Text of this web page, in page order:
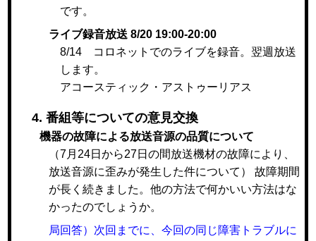
です。
ライブ録音放送 8/20 19:00-20:00
8/14 コロネットでのライブを録音。翌週放送
します。
アコースティック・アストゥーリアス
4. 番組等についての意見交換
機器の故障による放送音源の品質について
（7月24日から27日の間放送機材の故障により、
放送音源に歪みが発生した件について） 故障期間
が長く続きました。他の方法で何かいい方法はな
かったのでしょうか。
局回答）次回までに、今回の同じ障害トラブルに